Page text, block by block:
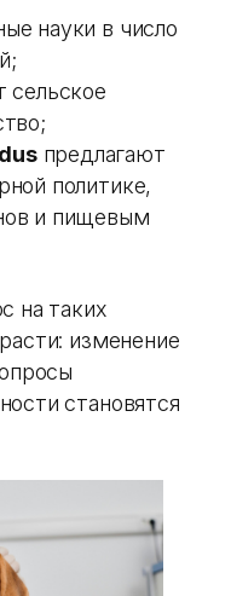
науки в число
сельское
предлагают
политике,
и пищевым
на таких
изменение
становятся